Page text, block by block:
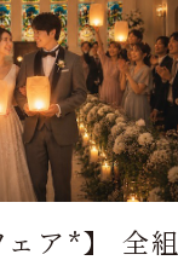
ェア*】 全組